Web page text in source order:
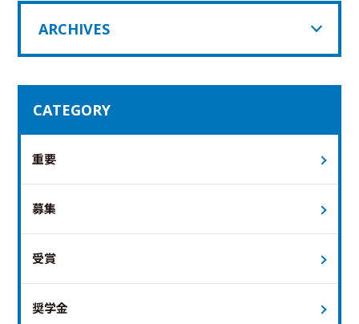
ARCHIVES
CATEGORY
重要
募集
受賞
奨学金